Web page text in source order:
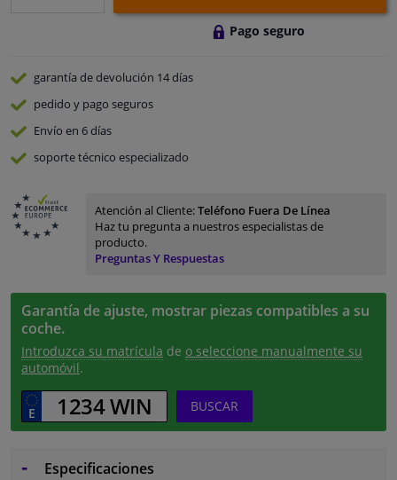
Pago seguro
garantía de devolución 14 días
pedido y pago seguros
Envío en 6 días
soporte técnico especializado
Atención al Cliente:Teléfono Fuera De Línea
Haz tu pregunta a nuestros especialistas de
producto.
Preguntas Y Respuestas
Garantía de ajuste, mostrar piezas compatibles a su
coche.
Introduzca su matrícula de o seleccione manualmente su
automóvil.
BUSCAR
Especificaciones